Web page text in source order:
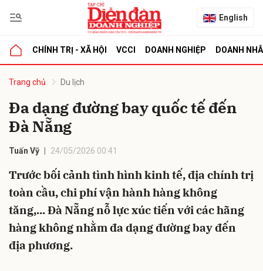
English
CHÍNH TRỊ - XÃ HỘI VCCI DOANH NGHIỆP DOANH
Trang chủ Du lịch
Đa dạng đường bay quốc tế đến
Đà Nẵng
Tuấn Vỹ 24/05/2026 00:41
Trước bối cảnh tình hình kinh tế, địa chính trị
toàn cầu, chi phí vận hành hàng không
tăng,... Đà Nẵng nỗ lực xúc tiến với các hãng
hàng không nhằm đa dạng đường bay đến
địa phương.
luận
Hủy